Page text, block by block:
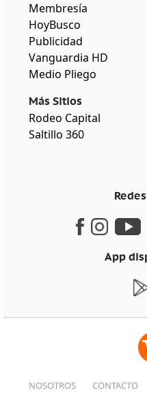
Membresía
HoyBusco
Publicidad
Vanguardia HD
Medio Pliego
Más Sitios
Rodeo Capital
Saltillo 360
App
NOSOTROS CONTACTO